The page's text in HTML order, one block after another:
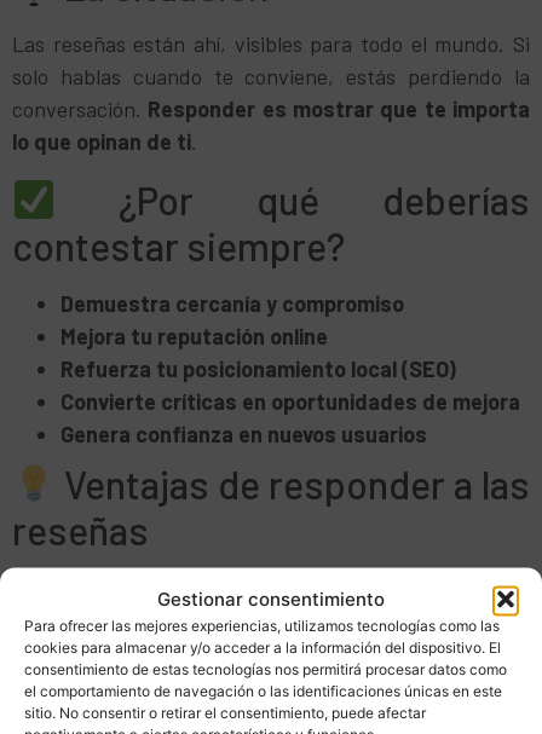
Gestionar consentimiento
Para ofrecer las mejores experiencias, utilizamos tecnologías como las
cookies para almacenar y/o acceder a la información del dispositivo. El
consentimiento de estas tecnologías nos permitirá procesar datos como
el comportamiento de navegación o las identificaciones únicas en este
sitio. No consentir o retirar el consentimiento, puede afectar
Las reseñas están ahí, visibles para todo el mundo. Si
solo hablas cuando te conviene, estás perdiendo la
conversación. Responder es mostrar que te importa
lo que opinan de ti.
¿Por qué deberías
contestar siempre?
Demuestra cercanía y compromiso
Mejora tu reputación online
Refuerza tu posicionamiento local (SEO)
Convierte críticas en oportunidades de mejora
Genera confianza en nuevos usuarios
Ventajas de responder a las
reseñas
Refuerzas tu imagen de marca
Humanizas tu negocio
Creas conversación y fidelidad
Google lo valora positivamente para el
posicionamiento local